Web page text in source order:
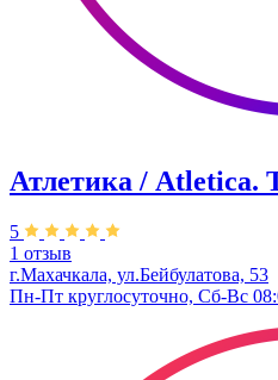
Атлетика / Atletica.
5
1 отзыв
г.Махачкала, ул.Бейбулатова, 53
Пн-Пт круглосуточно, Сб-Вс